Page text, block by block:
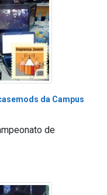
da Campus
de